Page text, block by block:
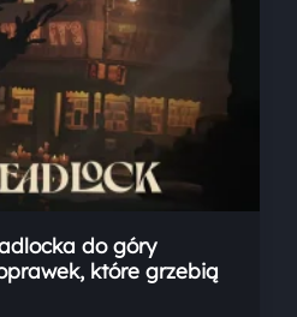
do góry
które grzebią